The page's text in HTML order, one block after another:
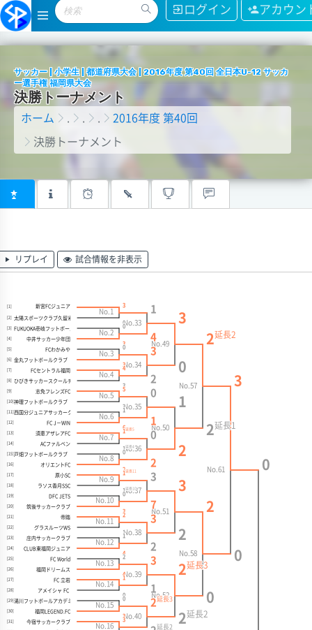
ログイン アカウン
サッカー | 小学生 | 都道府県大会 | 2016年度 第40回 全日本U-12 サッカ
ー選手権 福岡県大会
決勝トーナメン ト
ホーム 2016年度 第40回
決勝トーナメント
リプレイ 試合情報を非表示
No.1
No.2
No.3
No.4
No.5
No.6
No.7
No.8
No.9
No.10
No.11
No.12
No.13
No.14
No.15
No.16
No.33
No.34
No.35
No.36
No.37
No.38
No.39
No.40
No.49
No.50
No.51
No.52
No.57
No.58
No.61
3
0
0
3
0
3
4
3
5
3
1
6
1 延長 5
1 延長 4
0
2
1 延長11
1 延長 10
0
3
2
1
1
4
2
4
1
0
0
3
3
1
4
3
2
0
1
0
2
3
7
3
2
3
1
2延長3
延長 2
3
0
1
2
3
2
2延長3
2延長2
2延長2
2延長1
2
0
3
0
0
[1]
[2]
[3]
[4]
[5]
[6]
[7]
[8]
[9]
[10]
[11]
[12]
[13]
[14]
[15]
[16]
[17]
[18]
[19]
[20]
[21]
[22]
[23]
[24]
[25]
[26]
[27]
[28]
[29]
[30]
[31]
新宮FCジュニア
太陽スポーツクラブ久留米
FUKUOKA壱岐フットボールクラブ
中井サッカー少年団
FCわかみや
金丸フットボールクラブ
FCセントラル福岡
ひびきサッカースクールチャレンジコース
志免フレンズFC
神理フットボールクラブ
西国分ジュニアサッカークラブ
FC J－WIN
須恵アザレアFC
ACファルベン
戸畑フットボールクラブ
オリエントFC
原小SC
ラソス香月SSC
DFC JETS
筑後サッカークラブ
帝踏
グラスルーツWS
庄内サッカークラブ
CLUB東福岡ジュニア
FC World
福岡ドリームス
FC 立岩
アメイシャ FC
湯川フットボールアカデミー
福岡LEGEND.FC
今宿サッカークラブ